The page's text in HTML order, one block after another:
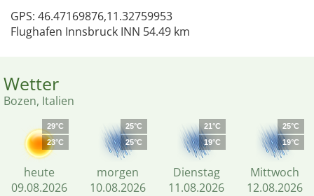
GPS: 46.47169876,11.32759953
Flughafen Innsbruck INN 54.49 km
Wetter
Bozen, Italien
29°C
23°C
heute
09.08.2026
25°C
25°C
morgen
10.08.2026
21°C
19°C
Dienstag
11.08.2026
25°C
19°C
Mittwoch
12.08.2026